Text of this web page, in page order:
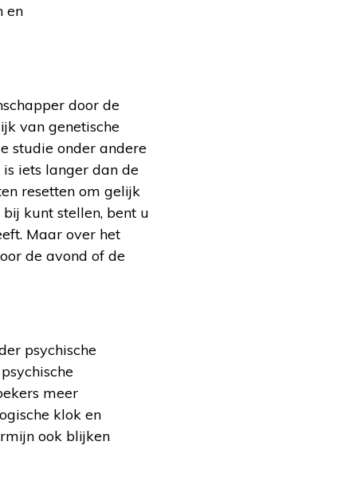
en
door de
van genetische
studie onder andere
iets langer dan de
resetten om gelijk
kunt stellen, bent u
Maar over het
de avond of de
psychische
meer
klok en
ook blijken